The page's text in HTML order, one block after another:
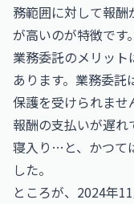
務範囲に対して報
が高いのが特徴です。
業務委託のメリッ
あります。業務委
保護を受けられませ
報酬の支払いが遅れ
寝入り…と、かつて
した。
ところが、2024年